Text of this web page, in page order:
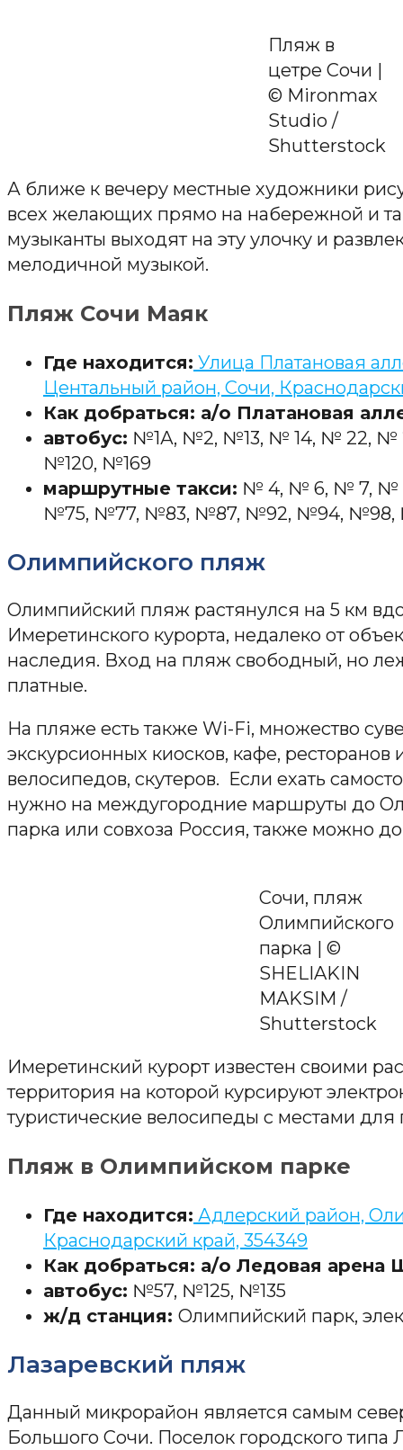
Пляж в
цетре Сочи |
© Mironmax
Studio /
Shutterstock
А ближе к вечеру местные художники
всех желающих прямо на набережной и
музыканты выходят на эту улочку и
мелодичной музыкой.
Пляж Сочи Маяк
Где находится: Улица Платановая
Центальный район, Сочи,
Как добраться: а/о Платановая
автобус: №1А, №2, №13, № 14, № 22, №
№120, №169
маршрутные такси: № 4, № 6, № 7, №
№75, №77, №83, №87, №92, №94, №98,
Олимпийского пляж
Олимпийский пляж растянулся на 5 км
Имеретинского курорта, недалеко от
наследия. Вход на пляж свободный, но
платные.
На пляже есть также Wi-Fi, множество
экскурсионных киосков, кафе, ресторанов
велосипедов, скутеров. Если ехать
нужно на междугородние маршруты до
парка или совхоза Россия, также можно
Сочи, пляж
Олимпийского
парка | ©
SHELIAKIN
MAKSIM /
Shutterstock
Имеретинский курорт известен своими
территория на которой курсируют
туристические велосипеды с местами для
Пляж в Олимпийском парке
Где находится: Адлерский район,
Краснодарский край, 354349
Как добраться: а/о Ледовая арена
автобус: №57, №125, №135
ж/д станция: Олимпийский парк,
Лазаревский пляж
Данный микрорайон является самым
Большого Сочи. Поселок городского типа